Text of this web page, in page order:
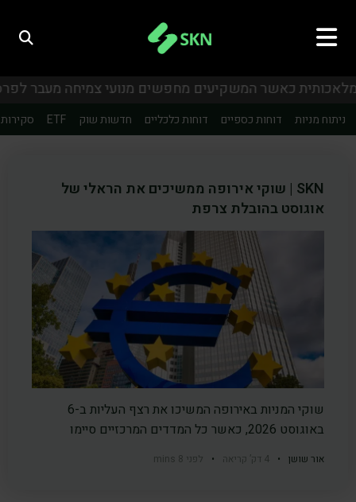
ניתוח מניות דוחות כספיים דוחות כלכליים חדשות שוק ETF
SKN | שוקי אירופה ממשיכים את הראלי של
אוגוסט בהובלת צרפת
שוקי המניות באירופה המשיכו את רצף העליות ב-6
באוגוסט 2026, כאשר כל המדדים המרכזיים סיימו
אור שושן • 4 דק’ קריאה • לפני 8 mins